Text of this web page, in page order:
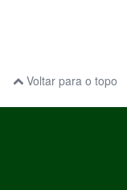
Voltar para o topo